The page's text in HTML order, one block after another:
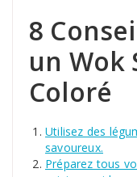
8
un Wok
Coloré
Utilisez des
savoureux.
Préparez tous